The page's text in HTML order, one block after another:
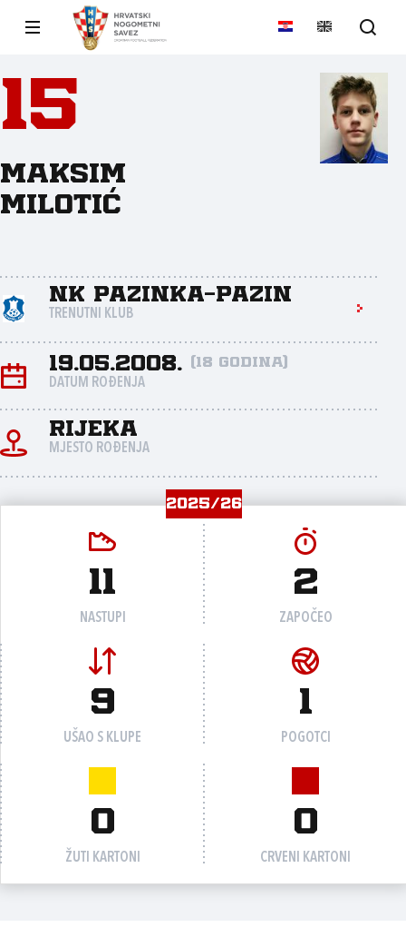
15
Maksim
Milotić
NK Pazinka-Pazin
TRENUTNI KLUB
19.05.2008. (18 godina)
DATUM ROĐENJA
Rijeka
MJESTO ROĐENJA
2025/26
11
NASTUPI
2
ZAPOČEO
9
UŠAO S KLUPE
1
POGOTCI
0
ŽUTI KARTONI
0
CRVENI KARTONI